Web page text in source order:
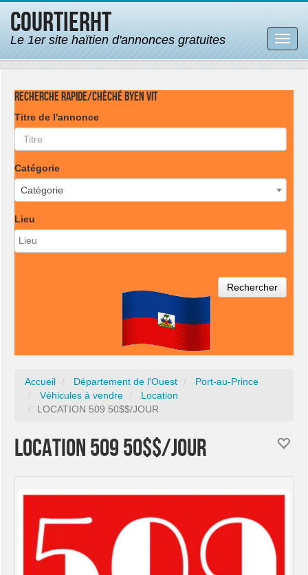
CourtierHT
Le 1er site haïtien d'annonces gratuites
la
Recherche rapide/Chèché byen vit
Titre de l'annonce
Catégorie
Catégorie
Lieu
Rechercher
Accueil Département de l'Ouest
Port-au-Prince
Véhicules à vendre
Location
LOCATION 509 50$$/JOUR
LOCATION 509 50$$/JOUR